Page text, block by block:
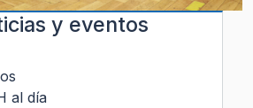
y eventos
al día